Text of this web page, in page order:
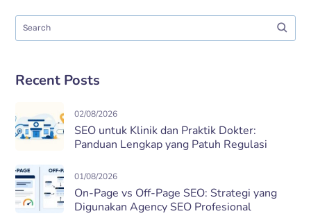
Recent Posts
02/08/2026
SEO untuk Klinik dan Praktik Dokter:
Panduan Lengkap yang Patuh Regulasi
01/08/2026
On-Page vs Off-Page SEO: Strategi yang
Digunakan Agency SEO Profesional